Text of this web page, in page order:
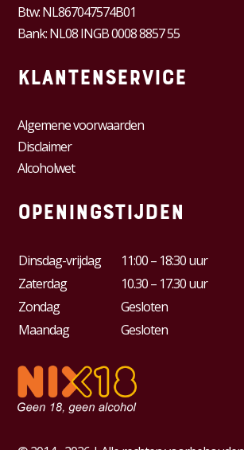
Btw:NL867047574B01
Bank: NL08 INGB 0008 8857 55
Klantenservice
Algemene voorwaarden
Disclaimer
Alcoholwet
Openingstijden
Dinsdag-vrijdag
11:00 – 18:30 uur
Zaterdag
10.30 – 17.30 uur
Zondag
Gesloten
Maandag
Gesloten